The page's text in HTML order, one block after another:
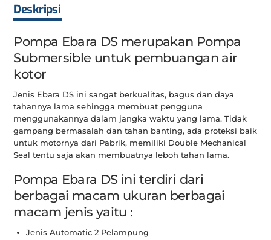
Deskripsi
Pompa Ebara DS merupakan Pompa
Submersible untuk pembuangan air
kotor
Jenis Ebara DS ini sangat berkualitas, bagus dan daya
tahannya lama sehingga membuat pengguna
menggunakannya dalam jangka waktu yang lama. Tidak
gampang bermasalah dan tahan banting, ada proteksi baik
untuk motornya dari Pabrik, memiliki Double Mechanical
Seal tentu saja akan membuatnya leboh tahan lama.
Pompa Ebara DS ini terdiri dari
berbagai macam ukuran berbagai
macam jenis yaitu :
Jenis Automatic 2 Pelampung